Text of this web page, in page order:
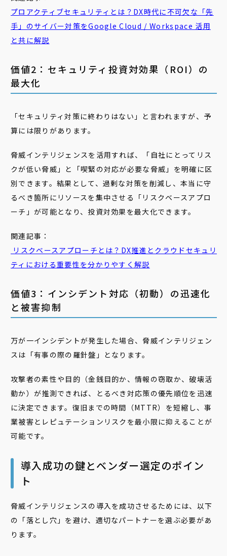
プロアクティブセキュリティとは？DX時代に不可欠な「先
手」のサイバー対策をGoogle Cloud / Workspace 活用
と共に解説
価値2：セキュリティ投資対効果（ROI）の
最大化
「セキュリティ対策に終わりはない」と言われますが、予
算には限りがあります。
脅威インテリジェンスを活用すれば、「自社にとってリス
クが低い脅威」と「喫緊の対応が必要な脅威」を明確に区
別できます。結果として、過剰な対策を削減し、本当に守
るべき箇所にリソースを集中させる「リスクベースアプロ
ーチ」が可能となり、投資対効果を最大化できます。
関連記事：
リスクベースアプローチとは？DX推進とクラウドセキュリ
ティにおける重要性を分かりやすく解説
価値3：インシデント対応（初動）の迅速化
と被害抑制
万が一インシデントが発生した場合、脅威インテリジェン
スは「有事の際の羅針盤」となります。
攻撃者の素性や目的（金銭目的か、情報の窃取か、破壊活
動か）が推測できれば、とるべき対応策の優先順位を迅速
に決定できます。復旧までの時間（MTTR）を短縮し、事
業被害とレピュテーションリスクを最小限に抑えることが
可能です。
導入成功の鍵とベンダー選定のポイン
ト
脅威インテリジェンスの導入を成功させるためには、以下
の「落とし穴」を避け、適切なパートナーを選ぶ必要があ
ります。